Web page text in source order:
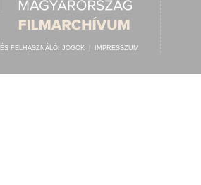
FELHASZNÁLÓI JOGOK IMPRESSZUM